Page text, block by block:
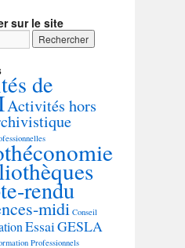
sur le site
de
Activités hors
rendu
midi Conseil
EssaiGESLA
Professionnels